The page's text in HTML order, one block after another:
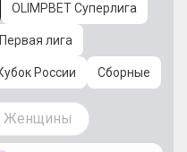
OLIMPBET Суперлига
Первая лига
России Сборные
Женщины